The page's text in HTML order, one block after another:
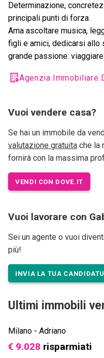
Determinazione,
principali punti di forza.
Ama ascoltare musica,
figli e amici, dedicarsi allo
grande passione: viaggiare.
Agenzia Immobiliare
Vuoi vendere casa?
Se hai un immobile da
valutazione gratuita che la
fornirà con la massima
VENDI CON DOVE.IT
Vuoi lavorare con
Sei un agente o vuoi
più!
INVIA LA TUA
Ultimi immobili
Milano - Adriano
€ 9.028 risparmiati